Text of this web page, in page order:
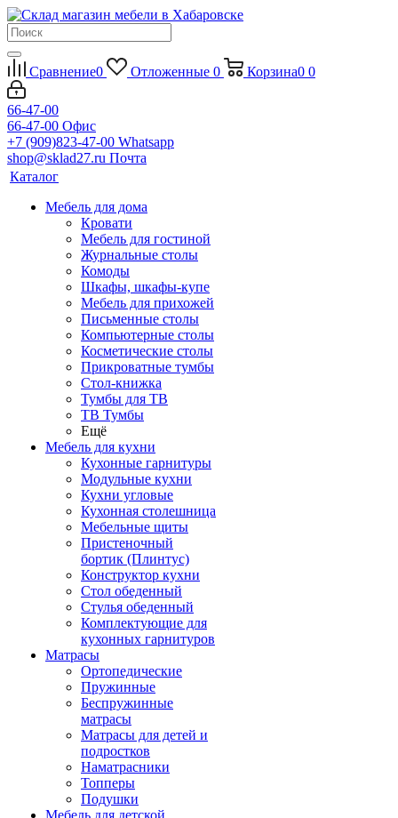
Сравнение0 Отложенные 0 Корзина0 0
66-47-00
66-47-00 Офис
+7 (909)823-47-00 Whatsapp
shop@sklad27.ru Почта
Каталог
Мебель для дома
Кровати
Мебель для гостиной
Журнальные столы
Комоды
Шкафы, шкафы-купе
Мебель для прихожей
Письменные столы
Компьютерные столы
Косметические столы
Прикроватные тумбы
Стол-книжка
Тумбы для ТВ
ТВ Тумбы
Ещё
Мебель для кухни
Кухонные гарнитуры
Модульные кухни
Кухни угловые
Кухонная столешница
Мебельные щиты
Пристеночный
бортик (Плинтус)
Конструктор кухни
Стол обеденный
Стулья обеденный
Комплектующие для
кухонных гарнитуров
Матраcы
Ортопедические
Пружинные
Беспружинные
матрасы
Матрасы для детей и
подростков
Наматрасники
Топперы
Подушки
Мебель для детской